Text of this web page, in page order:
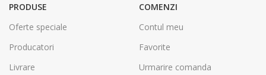
PRODUSE
Oferte speciale
Producatori
Livrare
COMENZI
Contul meu
Favorite
Urmarire comanda